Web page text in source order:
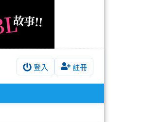
登入 註冊